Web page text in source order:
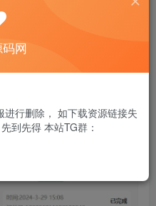
的thinkphp框架
文可二开多语言
网
行删除， 如下载资源链接失
到先得 本站TG群：